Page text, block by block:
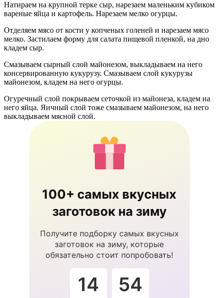
Натираем на крупной терке сыр, нарезаем маленьким кубиком
вареные яйца и картофель. Нарезаем мелко огурцы.
Отделяем мясо от кости у копченых голеней и нарезаем мясо
мелко. Застилаем форму для салата пищевой пленкой, на дно
кладем сыр.
Смазываем сырный слой майонезом, выкладываем на него
консервированную кукурузу. Смазываем слой кукурузы
майонезом, кладем на него огурцы.
Огуречный слой покрываем сеточкой из майонеза, кладем на
него яйца. Яичный слой тоже смазываем майонезом, на него
выкладываем мясной слой.
100+ самых вкусных
заготовок на зиму
Получите подборку самых вкусных
заготовок на зиму, которые
обязательно стоит попробовать!
14 54